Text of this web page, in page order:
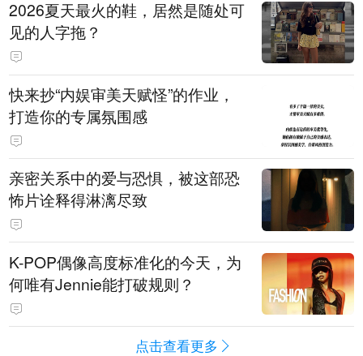
2026夏天最火的鞋，居然是随处可
见的人字拖？
快来抄“内娱审美天赋怪”的作业，
打造你的专属氛围感
亲密关系中的爱与恐惧，被这部恐
怖片诠释得淋漓尽致
K-POP偶像高度标准化的今天，为
何唯有Jennie能打破规则？
点击查看更多